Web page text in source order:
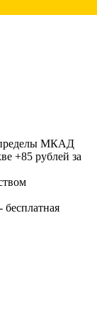
пределы МКАД
+85 рублей за